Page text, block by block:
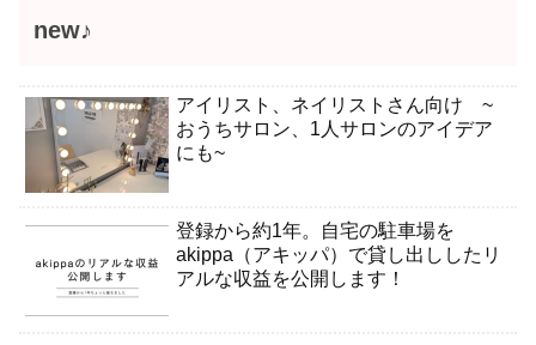
new♪
アイリスト、ネイリストさん向け ~
おうちサロン、1人サロンのアイデア
にも~
登録から約1年。自宅の駐車場を
akippa（アキッパ）で貸し出ししたリ
アルな収益を公開します！